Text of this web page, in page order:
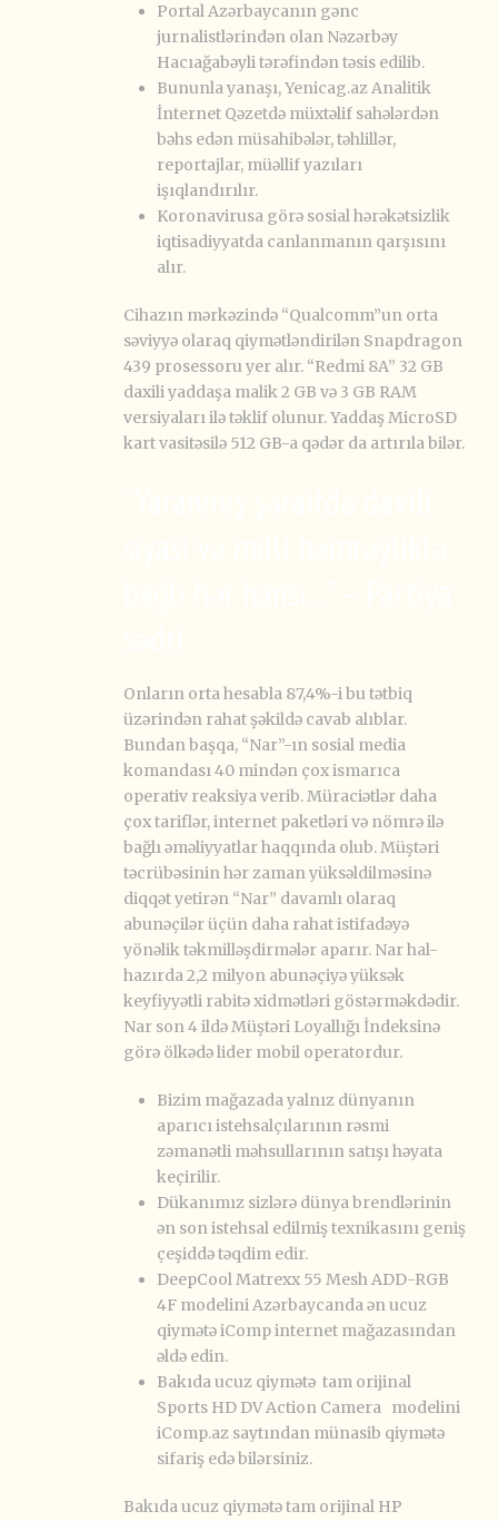
Portal Azərbaycanın gənc
jurnalistlərindən olan Nəzərbəy
Hacıağabəyli tərəfindən təsis edilib.
Bununla yanaşı, Yenicag.az Analitik
İnternet Qəzetdə müxtəlif sahələrdən
bəhs edən müsahibələr, təhlillər,
reportajlar, müəllif yazıları
işıqlandırılır.
Koronavirusa görə sosial hərəkətsizlik
iqtisadiyyatda canlanmanın qarşısını
alır.
Cihazın mərkəzində “Qualcomm”un orta
səviyyə olaraq qiymətləndirilən Snapdragon
439 prosessoru yer alır. “Redmi 8A” 32 GB
daxili yaddaşa malik 2 GB və 3 GB RAM
versiyaları ilə təklif olunur. Yaddaş MicroSD
kart vasitəsilə 512 GB-a qədər da artırıla bilər.
Onların orta hesabla 87,4%-i bu tətbiq
üzərindən rahat şəkildə cavab alıblar.
Bundan başqa, “Nar”-ın sosial media
komandası 40 mindən çox ismarıca
operativ reaksiya verib. Müraciətlər daha
çox tariflər, internet paketləri və nömrə ilə
bağlı əməliyyatlar haqqında olub. Müştəri
təcrübəsinin hər zaman yüksəldilməsinə
diqqət yetirən “Nar” davamlı olaraq
abunəçilər üçün daha rahat istifadəyə
yönəlik təkmilləşdirmələr aparır. Nar hal-
hazırda 2,2 milyon abunəçiyə yüksək
keyfiyyətli rabitə xidmətləri göstərməkdədir.
Nar son 4 ildə Müştəri Loyallığı İndeksinə
görə ölkədə lider mobil operatordur.
Bizim mağazada yalnız dünyanın
aparıcı istehsalçılarının rəsmi
zəmanətli məhsullarının satışı həyata
keçirilir.
Dükanımız sizlərə dünya brendlərinin
ən son istehsal edilmiş texnikasını geniş
çeşiddə təqdim edir.
DeepCool Matrexx 55 Mesh ADD-RGB
4F modelini Azərbaycanda ən ucuz
qiymətə iComp internet mağazasından
əldə edin.
Bakıda ucuz qiymətə tam orijinal
Sports HD DV Action Camera modelini
iComp.az saytından münasib qiymətə
sifariş edə bilərsiniz.
Bakıda ucuz qiymətə tam orijinal HP